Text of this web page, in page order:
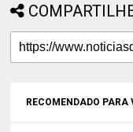
RECOMENDADO PARA